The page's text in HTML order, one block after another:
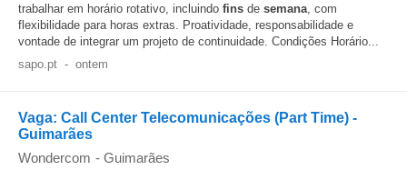
trabalhar em horário rotativo, incluindo fins de semana, com
flexibilidade para horas extras. Proatividade, responsabilidade e
vontade de integrar um projeto de continuidade. Condições Horário...
sapo.pt - ontem
Vaga: Call Center Telecomunicações (Part Time) -
Guimarães
Wondercom - Guimarães